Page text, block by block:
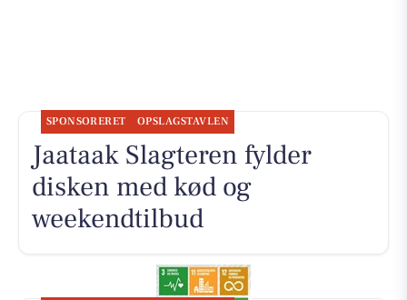
SPONSORERET OPSLAGSTAVLEN
Jaataak Slagteren fylder
disken med kød og
weekendtilbud